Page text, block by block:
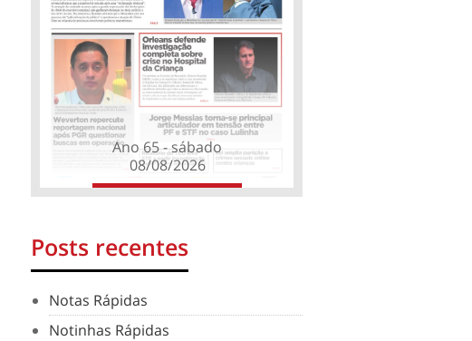
Ano 65 - sábado
08/08/2026
Posts recentes
Notas Rápidas
Notinhas Rápidas